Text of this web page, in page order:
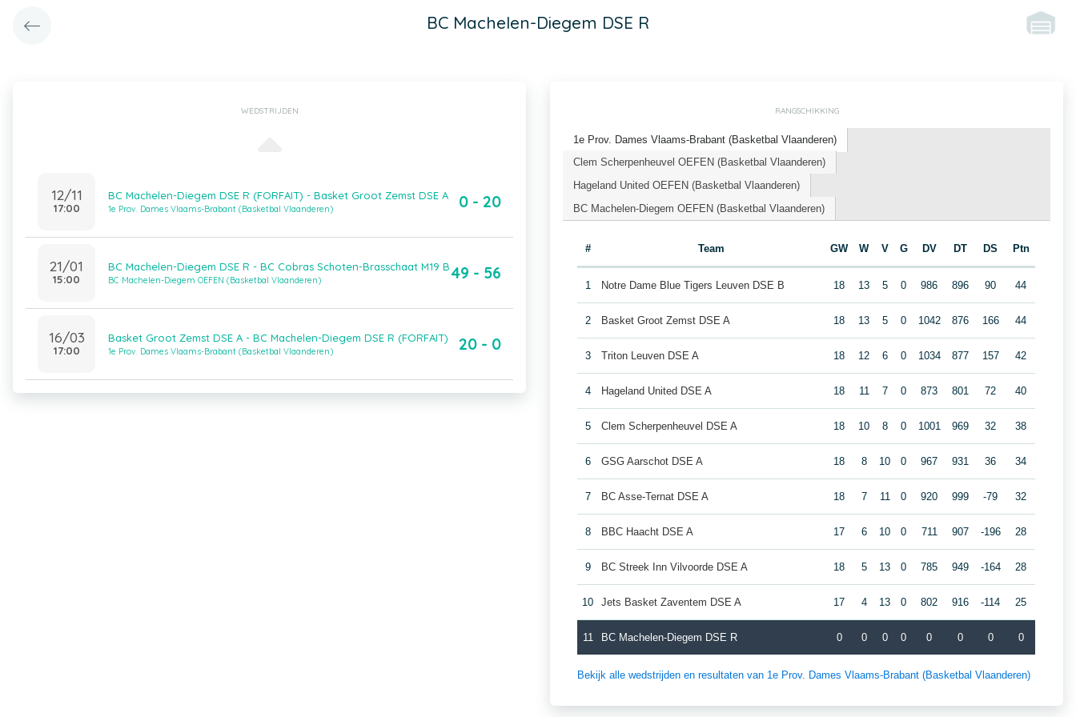
BC Machelen-Diegem DSE R
WEDSTRIJDEN
12/11
17:00
BC Machelen-Diegem DSE R (FORFAIT) - Basket Groot Zemst DSE A
1e Prov. Dames Vlaams-Brabant (Basketbal Vlaanderen) 0 - 20
21/01
15:00
BC Machelen-Diegem DSE R - BC Cobras Schoten-Brasschaat M19 B
BC Machelen-Diegem OEFEN (Basketbal Vlaanderen) 49 - 56
16/03
17:00
Basket Groot Zemst DSE A - BC Machelen-Diegem DSE R (FORFAIT)
1e Prov. Dames Vlaams-Brabant (Basketbal Vlaanderen) 20 - 0
RANGSCHIKKING
1e Prov. Dames Vlaams-Brabant (Basketbal Vlaanderen)
Clem Scherpenheuvel OEFEN (Basketbal Vlaanderen)
Hageland United OEFEN (Basketbal Vlaanderen)
BC Machelen-Diegem OEFEN (Basketbal Vlaanderen)
# Team GW W V G DV DT DS Ptn
1 Notre Dame Blue Tigers Leuven DSE B 18 13 5 0 986 896 90 44
2 Basket Groot Zemst DSE A 18 13 5 0 1042 876 166 44
3 Triton Leuven DSE A 18 12 6 0 1034 877 157 42
4 Hageland United DSE A 18 11 7 0 873 801 72 40
5 Clem Scherpenheuvel DSE A 18 10 8 0 1001 969 32 38
6 GSG Aarschot DSE A 18 8 10 0 967 931 36 34
7 BC Asse-Ternat DSE A 18 7 11 0 920 999 -79 32
8 BBC Haacht DSE A 17 6 10 0 711 907 -196 28
9 BC Streek Inn Vilvoorde DSE A 18 5 13 0 785 949 -164 28
10 Jets Basket Zaventem DSE A 17 4 13 0 802 916 -114 25
11 BC Machelen-Diegem DSE R 0 0 0 0 0 0 0 0
Bekijk alle wedstrijden en resultaten van 1e Prov. Dames Vlaams-Brabant (Basketbal Vlaanderen)